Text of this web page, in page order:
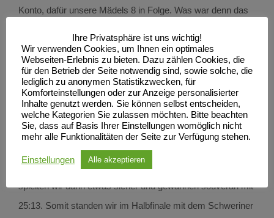
Konto, dafür unsere Mädels 8 in Folge. Was war denn das
ersten aufregenden Tag belegten wir in der Vorrunde den 2.
Platz in unserer Gruppe. Somit stand auch gleich unser
Gegner fest für das erste Spiel am zweiten Tag, der
Gruppendritte der anderen Staffel, der HT Barmbeck-
Uhlenhorst. Also neuer Tag neues Glück. Im ersten Satz
noch hart umkämpft mit 25:22. Jedoch im zweiten Satz
spielten wir dann etwas sicher und gewannen souverän mit
25:13. Somit standen wir im Halbfinale mit dem Schweriner
Ihre Privatsphäre ist uns wichtig!
Wir verwenden Cookies, um Ihnen ein optimales
Webseiten-Erlebnis zu bieten. Dazu zählen Cookies, die
für den Betrieb der Seite notwendig sind, sowie solche, die
lediglich zu anonymen Statistikzwecken, für
Komforteinstellungen oder zur Anzeige personalisierter
Inhalte genutzt werden. Sie können selbst entscheiden,
welche Kategorien Sie zulassen möchten. Bitte beachten
Sie, dass auf Basis Ihrer Einstellungen womöglich nicht
mehr alle Funktionalitäten der Seite zur Verfügung stehen.
Einstellungen Alle akzeptieren